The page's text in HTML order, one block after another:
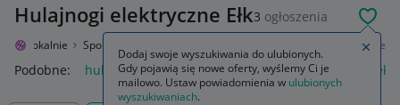
Hulajnogi elektryczne Ełk3 ogłoszenia
Lokalnie Sport i turystyka Hulajnogi elektryczne
Podobne: hulajnogi elektryczne akcesoria do hulajnogi
Dodaj swoje wyszukiwania do ulubionych.
Gdy pojawią się nowe oferty, wyślemy Ci je
mailowo. Ustaw powiadomienia w ulubionych
wyszukiwaniach.